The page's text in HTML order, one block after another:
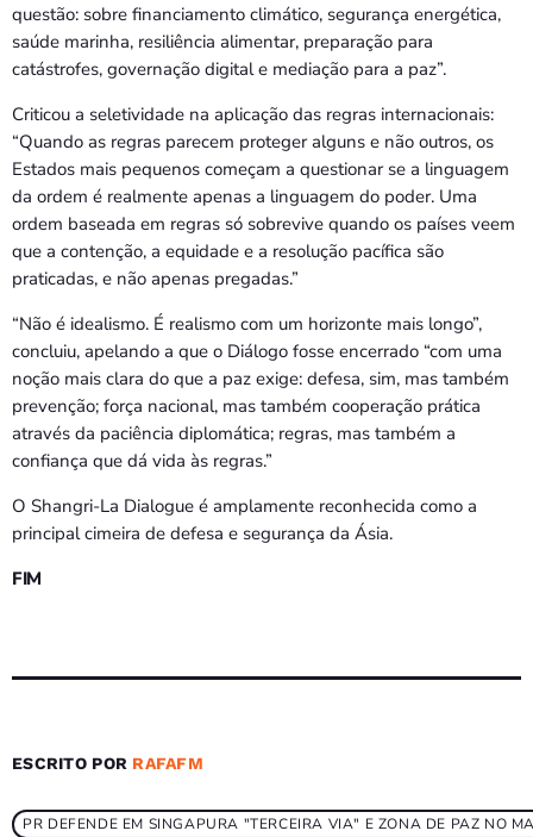
questão: sobre financiamento climático, segurança energética,
saúde marinha, resiliência alimentar, preparação para
catástrofes, governação digital e mediação para a paz”.
Criticou a seletividade na aplicação das regras internacionais:
“Quando as regras parecem proteger alguns e não outros, os
Estados mais pequenos começam a questionar se a linguagem
da ordem é realmente apenas a linguagem do poder. Uma
ordem baseada em regras só sobrevive quando os países veem
que a contenção, a equidade e a resolução pacífica são
praticadas, e não apenas pregadas.”
“Não é idealismo. É realismo com um horizonte mais longo”,
concluiu, apelando a que o Diálogo fosse encerrado “com uma
noção mais clara do que a paz exige: defesa, sim, mas também
prevenção; força nacional, mas também cooperação prática
através da paciência diplomática; regras, mas também a
confiança que dá vida às regras.”
O Shangri-La Dialogue é amplamente reconhecida como a
principal cimeira de defesa e segurança da Ásia.
FIM
ESCRITO POR RAFAFM
PR DEFENDE EM SINGAPURA "TERCEIRA VIA" E ZONA DE PAZ NO